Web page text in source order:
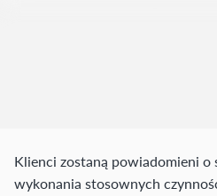
Klienci zostaną powiadomieni o
wykonania stosownych